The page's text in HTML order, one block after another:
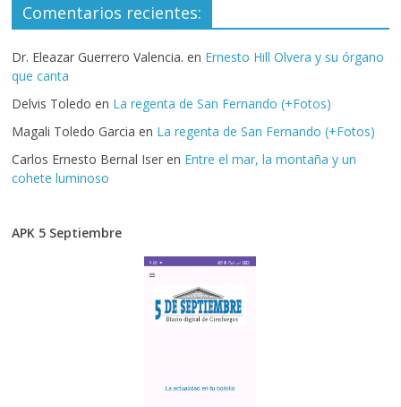
Comentarios recientes:
Dr. Eleazar Guerrero Valencia. en Ernesto Hill Olvera y su órgano
que canta
Delvis Toledo en La regenta de San Fernando (+Fotos)
Magali Toledo Garcia en La regenta de San Fernando (+Fotos)
Carlos Ernesto Bernal Iser en Entre el mar, la montaña y un
cohete luminoso
APK 5 Septiembre